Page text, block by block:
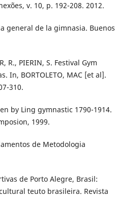
v. 10, p. 192-208. 2012.
general de la gimnasia. Buenos
R., PIERIN, S. Festival Gym
In, BORTOLETO, MAC [et al].
310.
by Ling gymnastic 1790-1914.
1999.
de Metodologia
de Porto Alegre, Brasil:
teuto brasileira. Revista